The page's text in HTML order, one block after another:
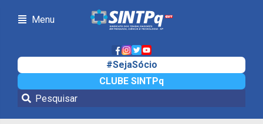
Menu
#SejaSócio
CLUBE SINTPq
Notícias